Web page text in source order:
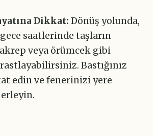
Dikkat: Dönüş yolunda,
saatlerinde taşların
akrep veya örümcek gibi
Bastığınız
edin ve fenerinizi yere